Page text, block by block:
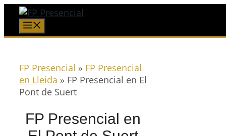
Saltar
contenido
FP Presencial » FP Presencial
en Lleida » FP Presencial en El
Pont de Suert
FP Presencial en